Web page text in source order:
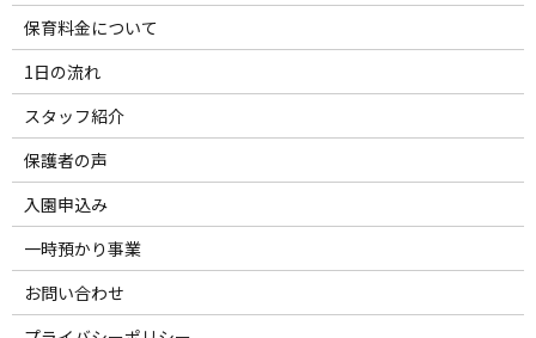
保育料金について
1日の流れ
スタッフ紹介
保護者の声
入園申込み
一時預かり事業
お問い合わせ